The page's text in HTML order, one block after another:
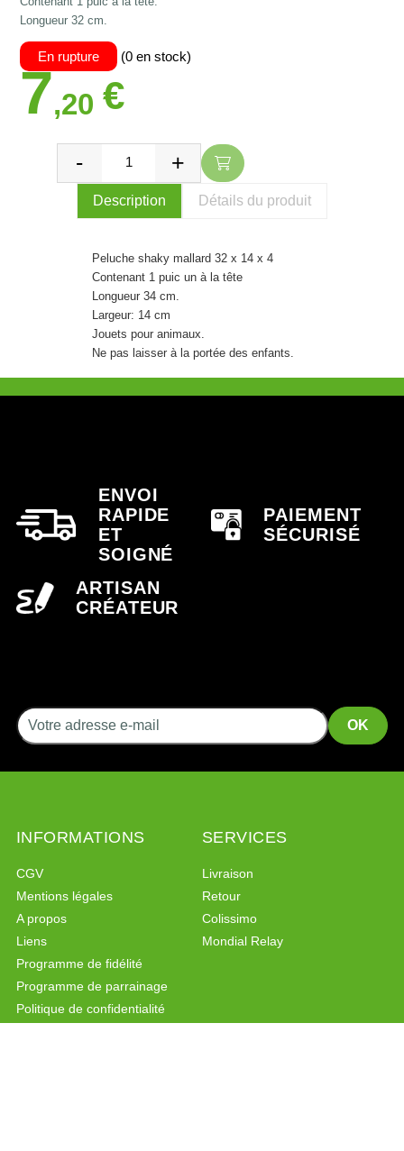
Longueur 32 cm.
En rupture (0 en stock)
7,20 €
Description Détails du produit
Peluche shaky mallard 32 x 14 x 4
Contenant 1 puic un à la tête
Longueur 34 cm.
Largeur: 14 cm
Jouets pour animaux.
Ne pas laisser à la portée des enfants.
ENVOI
RAPIDE
ET
SOIGNÉ
PAIEMENT
SÉCURISÉ
ARTISAN
CRÉATEUR
INFORMATIONS
CGV
Mentions légales
A propos
Liens
Programme de fidélité
Programme de parrainage
Politique de confidentialité
SERVICES
Livraison
Retour
Colissimo
Mondial Relay